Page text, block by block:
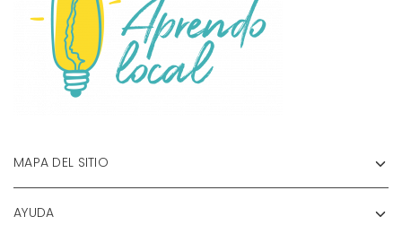
MAPA DEL SITIO
AYUDA